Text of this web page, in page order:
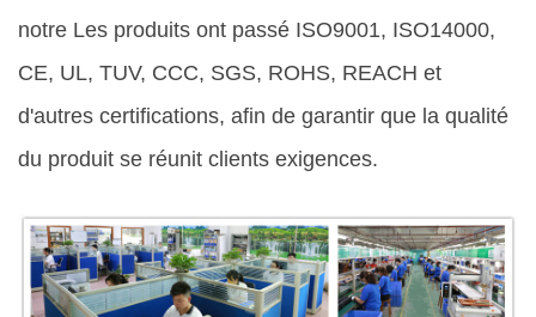
notre Les produits ont passé ISO9001, ISO14000,
CE, UL, TUV, CCC, SGS, ROHS, REACH et
d'autres certifications, afin de garantir que la qualité
du produit se réunit clients exigences.